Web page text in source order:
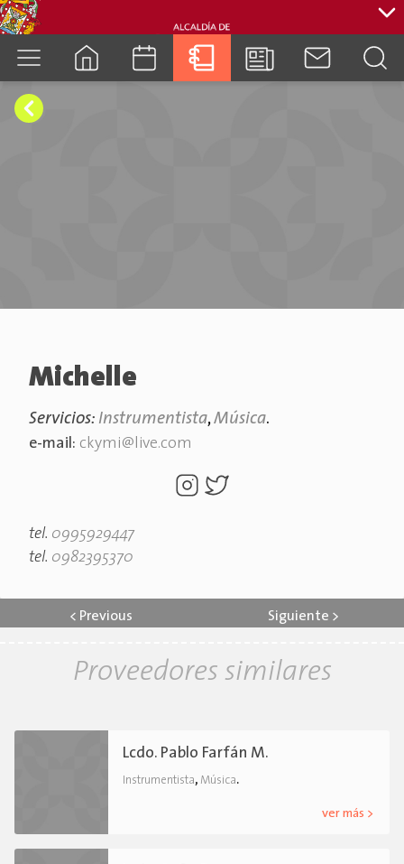
Michelle
Servicios: Instrumentista,Música.
e-mail: ckymi@live.com
tel. 0995929447
tel. 0982395370
< Previous Siguiente >
Proveedores similares
Lcdo. Pablo Farfán M.
Instrumentista, Música.
ver más >